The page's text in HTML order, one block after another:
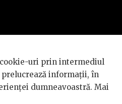
toate drepturile rezervate.
BRD GROUPE SOCIÉTÉ
uri prin intermediul
prelucrează informații, în
dumneavoastră. Mai